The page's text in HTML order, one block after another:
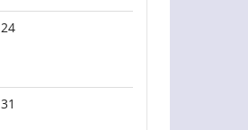
24Keine
31